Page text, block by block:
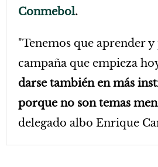
Conmebol.
"Tenemos que aprender y
campaña que empieza
darse también en más
porque no son temas
delegado albo Enrique